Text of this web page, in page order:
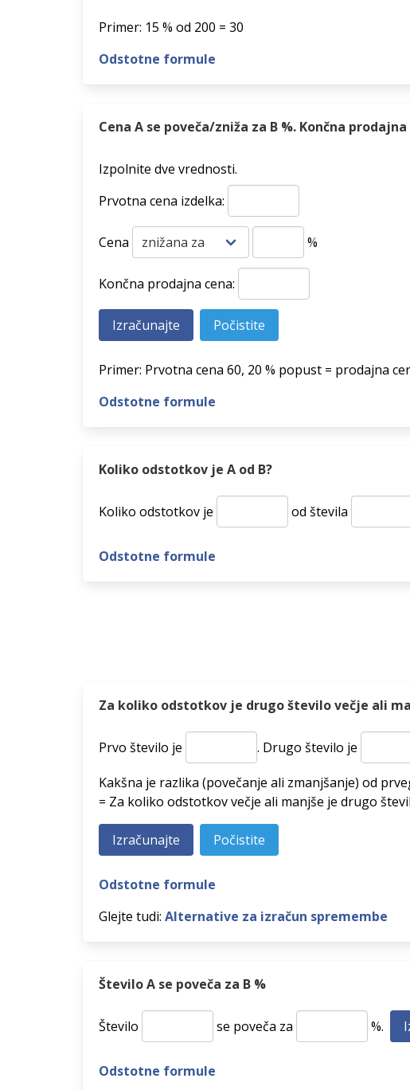
Primer: 15 % od 200 = 30
Odstotne formule
Cena A se poveča/zniža za B %. Končna prodajna
Izpolnite dve vrednosti.
Prvotna cena izdelka:
Cena %
Končna prodajna cena:
Primer: Prvotna cena 60, 20 % popust = prodajna
Odstotne formule
Koliko odstotkov je A od B?
Koliko odstotkov je od števila
Odstotne formule
Za koliko odstotkov je drugo število večje ali
Prvo število je . Drugo število je
Kakšna je razlika (povečanje ali zmanjšanje) od
= Za koliko odstotkov večje ali manjše je drugo
Odstotne formule
Glejte tudi: Alternative za izračun spremembe
Število A se poveča za B %
Število se poveča za %.
Odstotne formule